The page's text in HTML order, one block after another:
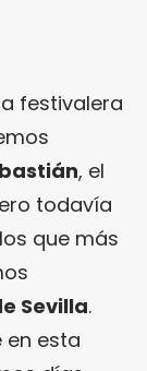
festivalera
, el
todavía
que más
Sevilla.
en esta